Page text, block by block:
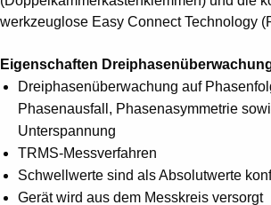
werkzeuglose Easy Connect Technology
Eigenschaften
Dreiphasenüberwachung auf
Phasenausfall, Phasenasymmetrie
Unterspannung
TRMS-Messverfahren
Schwellwerte sind als Absolutwerte
Gerät wird aus dem Messkreis versorgt